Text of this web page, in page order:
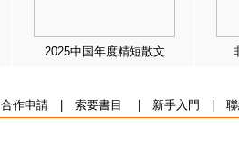
2025中国年度精短散文
合作申請| 索要書目 新手入門